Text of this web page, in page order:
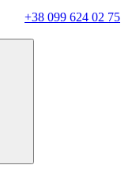
+38 099 624 02 75